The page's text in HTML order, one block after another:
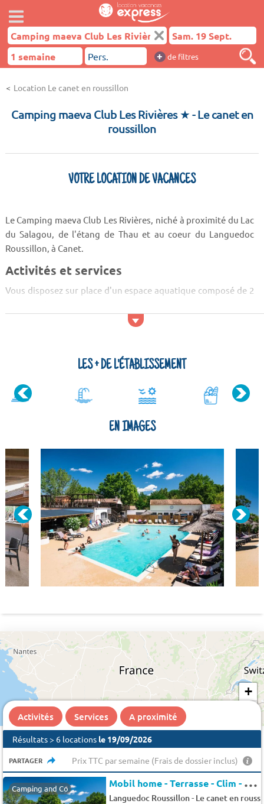
+ de filtres
Location Le canet en roussillon
Camping maeva Club Les Rivières ★- Le canet en
roussillon
VOTRE LOCATION DE VACANCES
Le Camping maeva Club Les Rivières, niché à proximité du Lac
du Salagou, de l'étang de Thau et au coeur du Languedoc
Roussillon, à Canet.
Activités et services
Vous disposez sur place d'un espace aquatique composé de 2
jacuzzis. La piscine principale, ouverte toute la saison,
LES + DE L'ÉTABLISSEMENT
EN IMAGES
+
Activités Services A proximité
Résultats > 6 locations le 19/09/2026
PARTAGER Prix TTC par semaine (Frais de dossier inclus)
Camping and Co M
obil home - Terrasse - Clim - TV 4 pers.
Languedoc Roussillon- Le canet en